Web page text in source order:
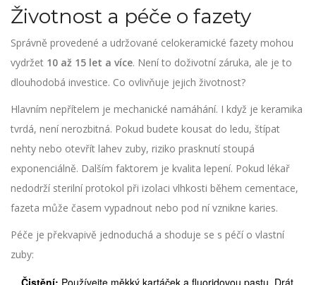
Životnost a péče o fazety
Správně provedené a udržované celokeramické fazety mohou
vydržet 10 až 15 let a více. Není to doživotní záruka, ale je to
dlouhodobá investice. Co ovlivňuje jejich životnost?
Hlavním nepřítelem je mechanické namáhání. I když je keramika
tvrdá, není nerozbitná. Pokud budete kousat do ledu, štípat
nehty nebo otevřít lahev zuby, riziko prasknutí stoupá
exponenciálně. Dalším faktorem je kvalita lepení. Pokud lékař
nedodrží sterilní protokol při izolaci vlhkosti během cementace,
fazeta může časem vypadnout nebo pod ní vznikne karies.
Péče je překvapivě jednoduchá a shoduje se s péčí o vlastní
zuby:
Čistění: Používejte měkký kartáček a fluoridovou pastu. Drát